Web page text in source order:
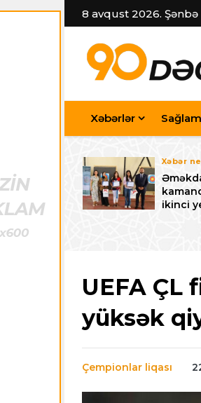
8 avqust 2026. Şənbə
Xəbərlər
U-15
festivalı ilə
Xəbər
ikinci
UEFA ÇL
yüksək
Çempionlar liqası